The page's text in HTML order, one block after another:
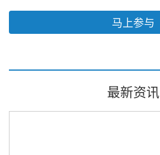
马上参与
最新资讯